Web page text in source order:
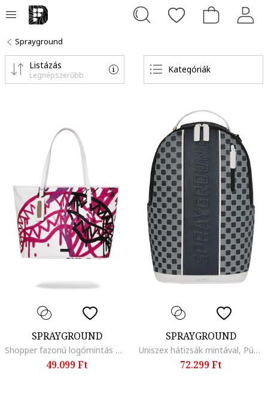
Sprayground
Kategóriák
Listázás
Legnépszerűbb
SPRAYGROUND
Shopper fazonú logómintás műbőr táska, Fehér/Fekete/Rózsaszín
49.099 Ft
SPRAYGROUND
Uniszex hátizsák mintával, Púderkék/Tengerészkék
72.299 Ft